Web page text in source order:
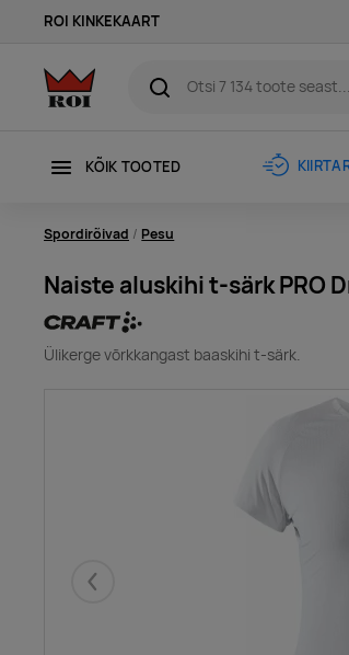
ROI KINKEKAART
KÕIK TOOTED
Spordirõivad Pesu
Naiste aluskihi t-särk PRO
Ülikerge võrkkangast baaskihi t-särk.
Eelmised